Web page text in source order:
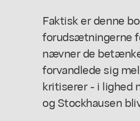
Faktisk er denne
forudsætningerne
nævner de
forvandlede sig
kritiserer - i lighed
og Stockhausen